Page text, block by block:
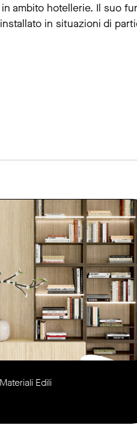
ambito hotellerie. Il suo
in situazioni di
Edili
link to page